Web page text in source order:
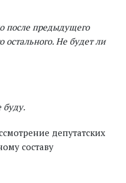
после предыдущего
Не будет ли
буду.
депутатских
составу